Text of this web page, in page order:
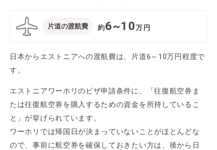
片道の渡航費 約6~10万円
日本からエストニアへの渡航費は、片道6～10万円程度で
す。
エストニアワーホリのビザ申請条件に、「往復航空券ま
たは往復航空券を購入するための資金を所持しているこ
と」が挙げられています。
ワーホリでは帰国日が決まっていないことがほとんどな
ので、事前に航空券を確保しておきたい方は、後から日